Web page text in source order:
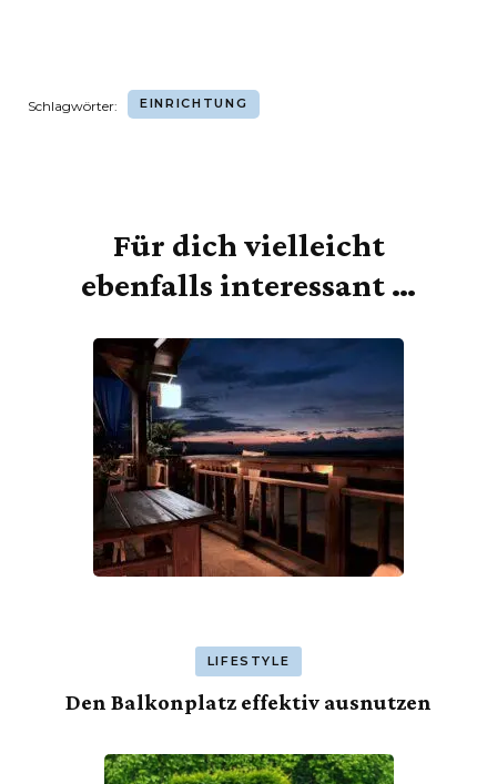
Schlagwörter: EINRICHTUNG
BeitragsnavigationFür dich vielleicht
ebenfalls interessant …
LIFESTYLE
Den Balkonplatz effektiv ausnutzen